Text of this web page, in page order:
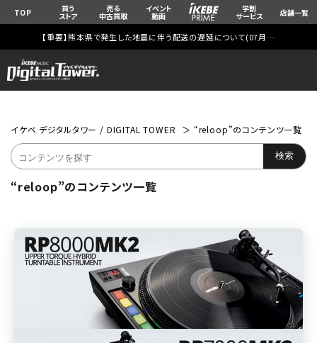
TOP 買う
ストア
売る
中古買取
イベント
動画
学割
サービス 店舗一覧
【重要】熊本県で発生した地震に伴う配送の遅延について(07月29日
イケベ デジタルタワー / DIGITAL TOWER “reloop”のコンテンツ一覧
“reloop”のコンテンツ一覧